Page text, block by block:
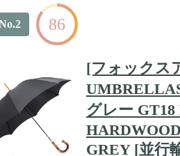
品に不都合な点等ございましたら、ヘ
にご連絡お願い致します。商品到着か
承ります。方法等につきましてはヘル
本の老舗傘メーカーのこだわりのメン
ンを選ばず使えるメンズ傘シリーズで
る鮮やかな赤色のロゴがアクセント。
ネススタイルにもぴったりです。 / 【
：中国
86
[フォックス
グレー
GREY [並行